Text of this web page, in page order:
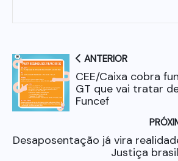
ANTERIOR
CEE/Caixa cobra
GT que vai tratar
Funcef
Desaposentação já vira
Justiça